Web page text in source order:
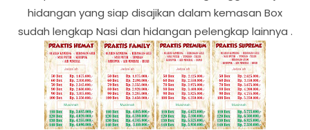
hidangan yang siap disajikan dalam kemasan Box
sudah lengkap Nasi dan hidangan pelengkap lainnya .